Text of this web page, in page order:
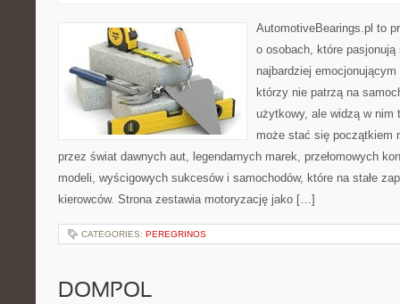
AutomotiveBearings.pl to
o osobach, które
najbardziej
którzy nie patrzą na
użytkowy, ale widzą w nim
może stać się początkiem
przez świat dawnych aut, legendarnych marek, przełomowych
modeli, wyścigowych sukcesów i samochodów, które na stałe
kierowców. Strona zestawia motoryzację jako […]
CATEGORIES: PEREGRINOS
DOMPOL